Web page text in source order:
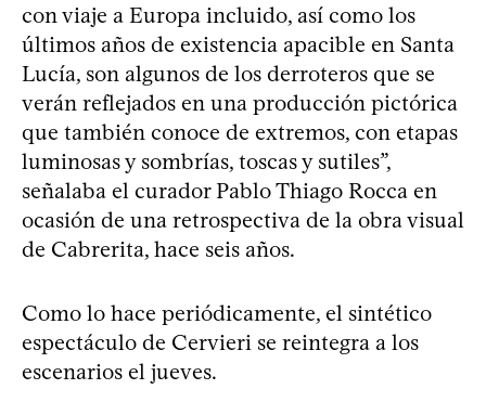
con viaje a Europa incluido, así como los
últimos años de existencia apacible en Santa
Lucía, son algunos de los derroteros que se
verán reflejados en una producción pictórica
que también conoce de extremos, con etapas
luminosas y sombrías, toscas y sutiles”,
señalaba el curador Pablo Thiago Rocca en
ocasión de una retrospectiva de la obra visual
de Cabrerita, hace seis años.
Como lo hace periódicamente, el sintético
espectáculo de Cervieri se reintegra a los
escenarios el jueves.